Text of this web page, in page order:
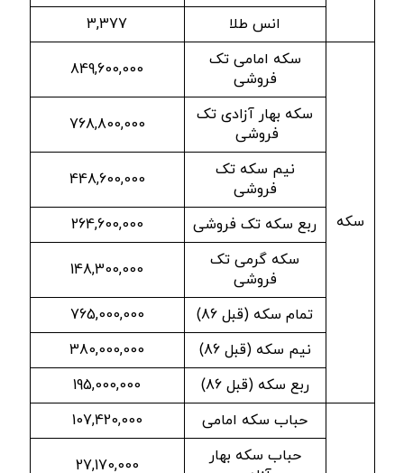
انس طلا
3,377
سکه
سکه امامی تک
فروشی
849,600,000
سکه بهار آزادی تک
فروشی
768,800,000
نیم سکه تک
فروشی
448,600,000
ربع سکه تک فروشی
264,600,000
سکه گرمی تک
فروشی
148,300,000
تمام سکه (قبل 86)
765,000,000
نیم سکه (قبل 86)
380,000,000
ربع سکه (قبل 86)
195,000,000
حباب سکه امامی
107,420,000
حباب سکه بهار
27,170,000